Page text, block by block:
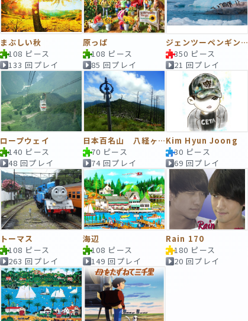
まぶしい秋
108 ピース
133 回プレイ
原っぱ
108 ピース
85 回プレイ
ジェンツーペンギン, 南極大陸
350 ピース
21 回プレイ
ロープウェイ
140 ピース
48 回プレイ
日本百名山 八経ヶ岳
70 ピース
74 回プレイ
Kim Hyun Joong
30 ピース
69 回プレイ
トーマス
108 ピース
263 回プレイ
海辺
108 ピース
149 回プレイ
Rain 170
180 ピース
20 回プレイ